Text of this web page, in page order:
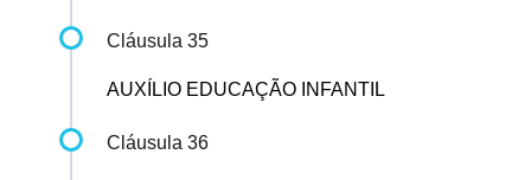
Cláusula 35
AUXÍLIO EDUCAÇÃO INFANTIL
Cláusula 36